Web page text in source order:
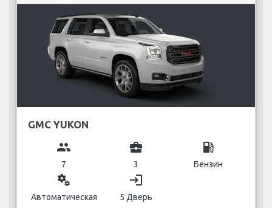
GMC YUKON
group
7
business_center
3
local_gas_station
Бензин
miscellaneous_services
Автоматическая
login
5 Дверь